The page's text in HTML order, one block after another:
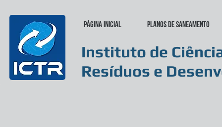
Página inicial Planos de Saneamento
Instituto de
Resíduos e